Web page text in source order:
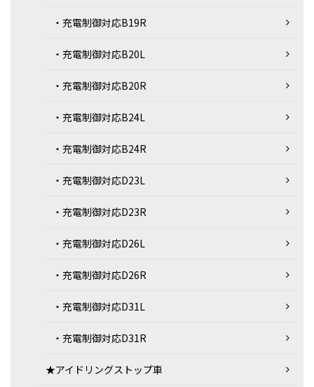
・充電制御対応B19R
・充電制御対応B20L
・充電制御対応B20R
・充電制御対応B24L
・充電制御対応B24R
・充電制御対応D23L
・充電制御対応D23R
・充電制御対応D26L
・充電制御対応D26R
・充電制御対応D31L
・充電制御対応D31R
★アイドリングストップ車